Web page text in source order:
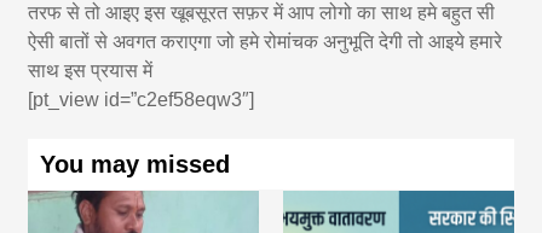
तरफ से तो आइए इस खूबसूरत सफ़र में आप लोगो का साथ हमे बहुत सी
ऐसी बातों से अवगत कराएगा जो हमे रोमांचक अनुभूति देगी तो आइये हमारे
साथ इस प्रयास में
[pt_view id=”c2ef58eqw3″]
You may missed